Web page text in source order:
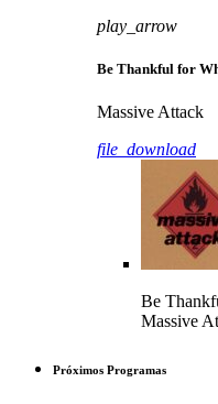
play_arrow
Be Thankful for
Massive Attack
file_download
Be
Massive
Próximos Programas